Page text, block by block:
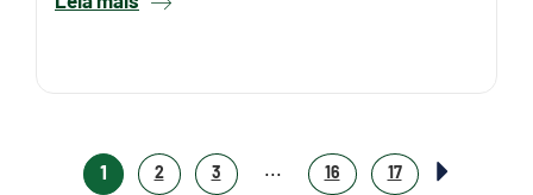
1 2 3 ... 16 17